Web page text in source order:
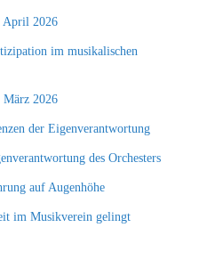
April 2026
im musikalischen
2026
der Eigenverantwortung
des Orchesters
auf Augenhöhe
im Musikverein gelingt